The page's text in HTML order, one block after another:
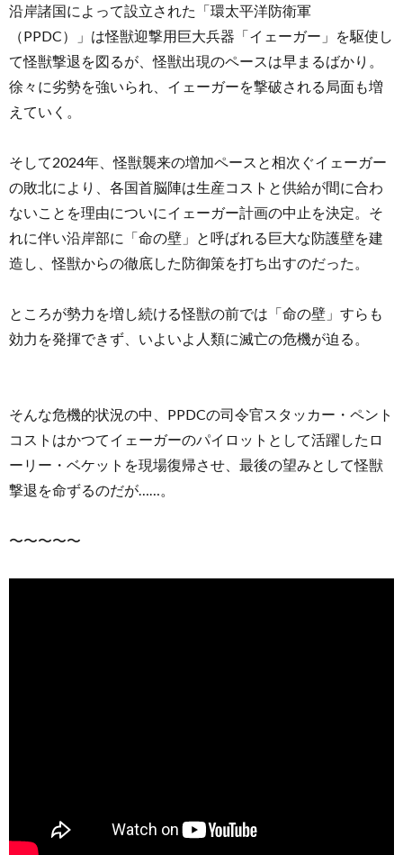
沿岸諸国によって設立された「環太平洋防衛軍
（PPDC）」は怪獣迎撃用巨大兵器「イェーガー」を駆使し
て怪獣撃退を図るが、怪獣出現のペースは早まるばかり。
徐々に劣勢を強いられ、イェーガーを撃破される局面も増
えていく。
そして2024年、怪獣襲来の増加ペースと相次ぐイェーガー
の敗北により、各国首脳陣は生産コストと供給が間に合わ
ないことを理由についにイェーガー計画の中止を決定。そ
れに伴い沿岸部に「命の壁」と呼ばれる巨大な防護壁を建
造し、怪獣からの徹底した防御策を打ち出すのだった。
ところが勢力を増し続ける怪獣の前では「命の壁」すらも
効力を発揮できず、いよいよ人類に滅亡の危機が迫る。
そんな危機的状況の中、PPDCの司令官スタッカー・ペント
コストはかつてイェーガーのパイロットとして活躍したロ
ーリー・ベケットを現場復帰させ、最後の望みとして怪獣
撃退を命ずるのだが……。
〜〜〜〜〜